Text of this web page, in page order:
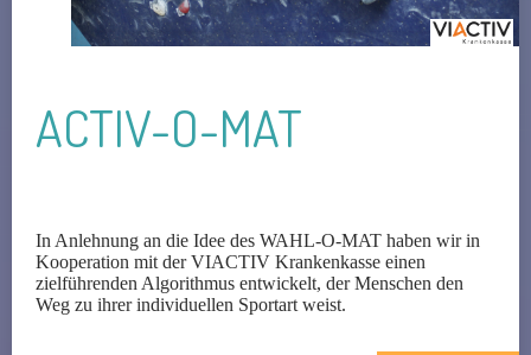
ACTIV-O-MAT
In Anlehnung an die Idee des WAHL-O-MAT haben wir in
Kooperation mit der VIACTIV Krankenkasse einen
zielführenden Algorithmus entwickelt, der Menschen den
Weg zu ihrer individuellen Sportart weist.